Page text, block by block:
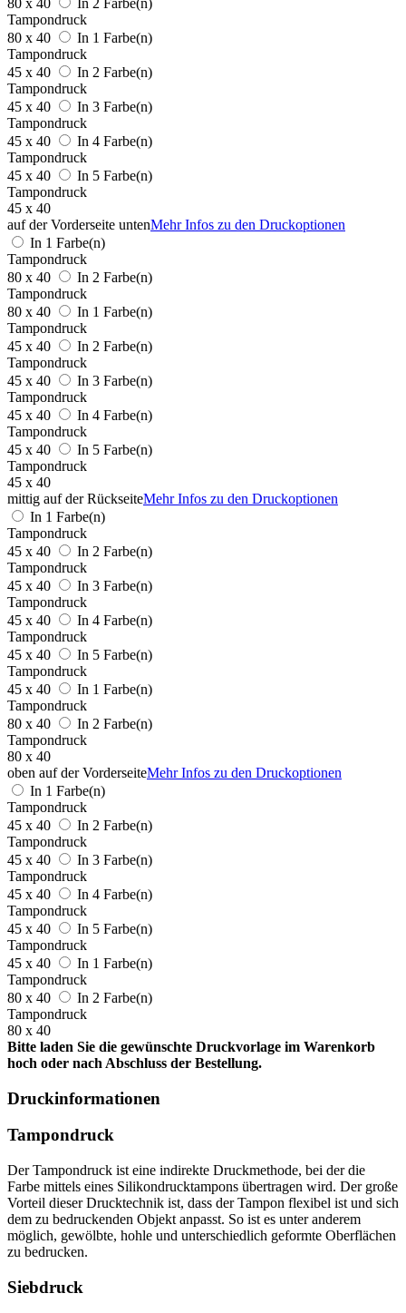
Tampondruck
80 x 40
In 1 Farbe(n)
Tampondruck
45 x 40
In 2 Farbe(n)
Tampondruck
45 x 40
In 3 Farbe(n)
Tampondruck
45 x 40
In 4 Farbe(n)
Tampondruck
45 x 40
In 5 Farbe(n)
Tampondruck
45 x 40
auf der Vorderseite untenMehr Infos zu den Druckoptionen
In 1 Farbe(n)
Tampondruck
80 x 40
In 2 Farbe(n)
Tampondruck
80 x 40
In 1 Farbe(n)
Tampondruck
45 x 40
In 2 Farbe(n)
Tampondruck
45 x 40
In 3 Farbe(n)
Tampondruck
45 x 40
In 4 Farbe(n)
Tampondruck
45 x 40
In 5 Farbe(n)
Tampondruck
45 x 40
mittig auf der RückseiteMehr Infos zu den Druckoptionen
In 1 Farbe(n)
Tampondruck
45 x 40
In 2 Farbe(n)
Tampondruck
45 x 40
In 3 Farbe(n)
Tampondruck
45 x 40
In 4 Farbe(n)
Tampondruck
45 x 40
In 5 Farbe(n)
Tampondruck
45 x 40
In 1 Farbe(n)
Tampondruck
80 x 40
In 2 Farbe(n)
Tampondruck
80 x 40
oben auf der VorderseiteMehr Infos zu den Druckoptionen
In 1 Farbe(n)
Tampondruck
45 x 40
In 2 Farbe(n)
Tampondruck
45 x 40
In 3 Farbe(n)
Tampondruck
45 x 40
In 4 Farbe(n)
Tampondruck
45 x 40
In 5 Farbe(n)
Tampondruck
45 x 40
In 1 Farbe(n)
Tampondruck
80 x 40
In 2 Farbe(n)
Tampondruck
80 x 40
Bitte laden Sie die gewünschte Druckvorlage im Warenkorb
hoch oder nach Abschluss der Bestellung.
Druckinformationen
Tampondruck
Der Tampondruck ist eine indirekte Druckmethode, bei der die
Farbe mittels eines Silikondrucktampons übertragen wird. Der große
Vorteil dieser Drucktechnik ist, dass der Tampon flexibel ist und sich
dem zu bedruckenden Objekt anpasst. So ist es unter anderem
möglich, gewölbte, hohle und unterschiedlich geformte Oberflächen
zu bedrucken.
Siebdruck